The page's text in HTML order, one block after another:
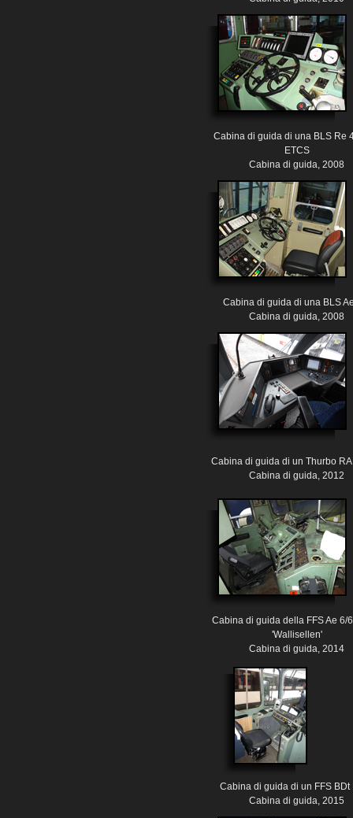
Cabina di guida di una BLS Re
ETCS
Cabina di guida, 2008
Cabina di guida di una BLS
Cabina di guida, 2008
Cabina di guida di un Thurbo
Cabina di guida, 2012
Cabina di guida della FFS Ae 6/
'Wallisellen'
Cabina di guida, 2014
Cabina di guida di un FFS BDt
Cabina di guida, 2015